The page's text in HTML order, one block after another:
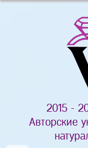
2015 -
Авторские